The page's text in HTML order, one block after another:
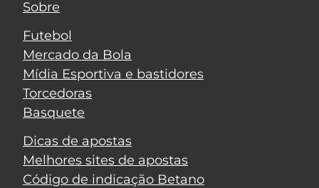
Sobre
Futebol
Mercado da Bola
Mídia Esportiva e bastidores
Torcedoras
Basquete
Dicas de apostas
Melhores sites de apostas
Código de indicação Betano